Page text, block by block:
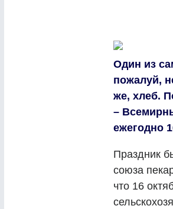
Один из
пожалуй,
же, хлеб.
–
ежегодно
Праздник
союза
что 16